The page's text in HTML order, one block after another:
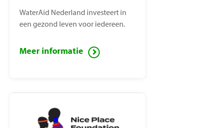
WaterAid Nederland investeert in
een gezond leven voor iedereen.
Meer informatie